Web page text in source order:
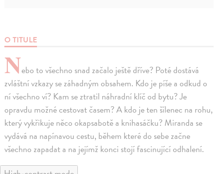
O TITULE
Nebo to všechno snad začalo ještě dříve? Poté dostává
zvláštní vzkazy se záhadným obsahem. Kdo je píše a odkud o
ní všechno ví? Kam se ztratil náhradní klíč od bytu? Je
opravdu možné cestovat časem? A kdo je ten šílenec na rohu,
který vykřikuje něco okapsabotě a knihasáčku? Miranda se
vydává na napínavou cestu, během které do sebe začne
všechno zapadat a na jejímž konci stojí fascinující odhalení.